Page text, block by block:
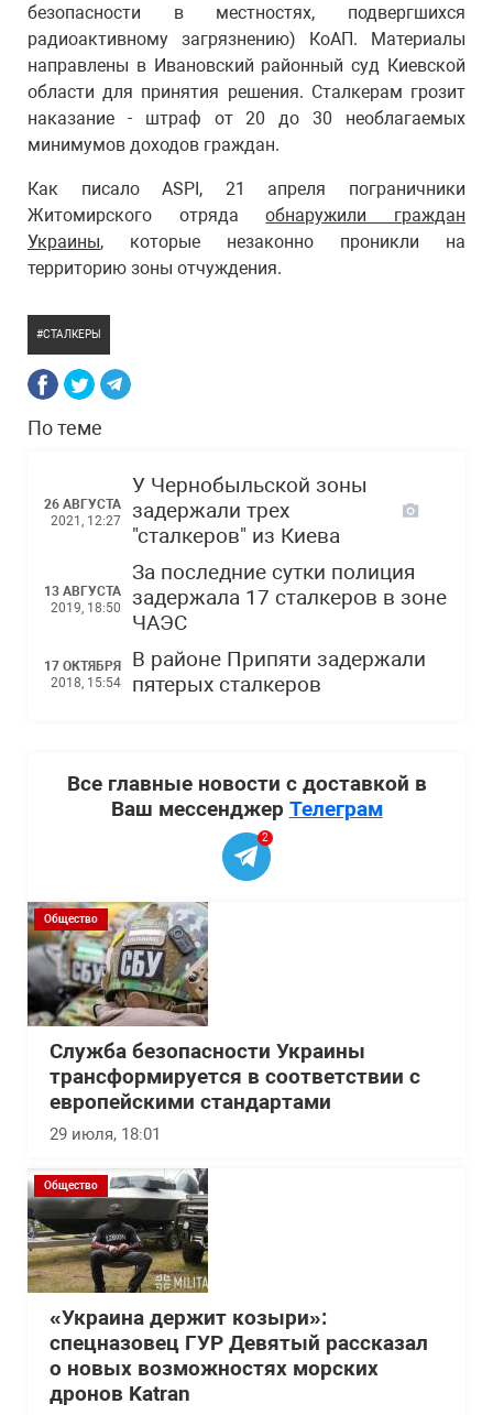
безопасности в местностях, подвергшихся
радиоактивному загрязнению) КоАП. Материалы
направлены в Ивановский районный суд Киевской
области для принятия решения. Сталкерам грозит
наказание - штраф от 20 до 30 необлагаемых
минимумов доходов граждан.
Как писало ASPI, 21 апреля пограничники
Житомирского отрядаобнаружили граждан
Украины, которые незаконно проникли на
территорию зоны отчуждения.
СТАЛКЕРЫ
По теме
26 АВГУСТА
2021, 12:27
У Чернобыльской зоны
задержали трех
"сталкеров" из Киева
13 АВГУСТА
2019, 18:50
За последние сутки полиция
задержала 17 сталкеров в зоне
ЧАЭС
17 ОКТЯБРЯ
2018, 15:54
В районе Припяти задержали
пятерых сталкеров
Все главные новости с доставкой в
Ваш мессенджер Телеграм
2
Общество
Служба безопасности Украины
трансформируется в соответствии с
европейскими стандартами
29 июля, 18:01
Общество
«Украина держит козыри»:
спецназовец ГУР Девятый рассказал
о новых возможностях морских
дронов Katran